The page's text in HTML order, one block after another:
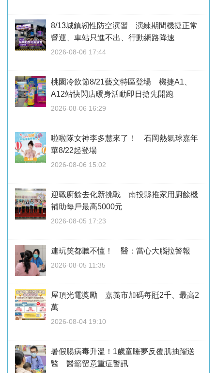
8/13城鎮韌性防空演習 演練期間機捷正常
營運、車站只進不出、行動網路降速
2026-08-06 17:44
桃園冷飲節8/21藝文特區登場 機捷A1、
A12站快閃店暖身活動即日搶先開跑
2026-08-06 16:29
啦啦隊女神李多慧來了！ 石岡熱氣球嘉年
華8/22起登場
2026-08-06 15:02
迎戰廚餘去化新挑戰 南投縣推家用廚餘機
補助每戶最高5000元
2026-08-05 17:23
連玩笑都聽不懂！ 醫：當心大腦拉警報
2026-08-05 11:35
屋頂光電獎勵 嘉義市加碼每瓩2千、最高2
萬
2026-08-04 19:10
暑假腸病毒升溫！1歲童睡夢反覆肌抽躍送
醫 醫籲留意重症警訊